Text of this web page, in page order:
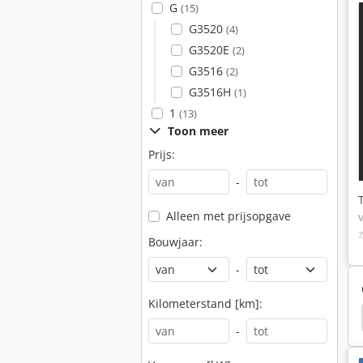
G (15)
G3520 (4)
G3520E (2)
G3516 (2)
G3516H (1)
1 (13)
Toon meer
Prijs:
-
Alleen met prijsopgave
Bouwjaar:
-
Kilometerstand [km]:
-
Liebherr R312 Liebherr G9512